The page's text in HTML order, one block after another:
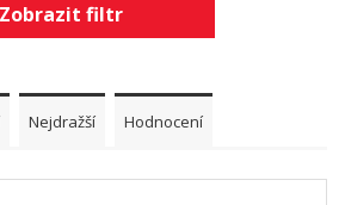
Zobrazit filtr
Nejdražší Hodnocení